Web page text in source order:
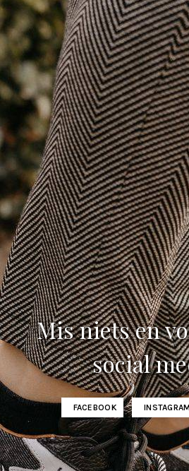
Mis niets en
social
FACEBOOK INSTAGRAM